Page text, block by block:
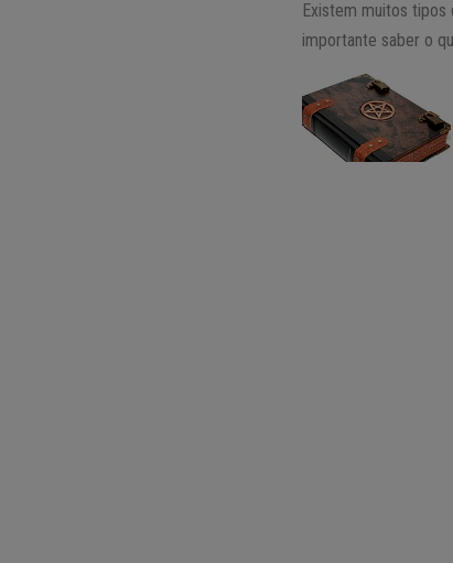
Existem muitos tipos
importante saber o